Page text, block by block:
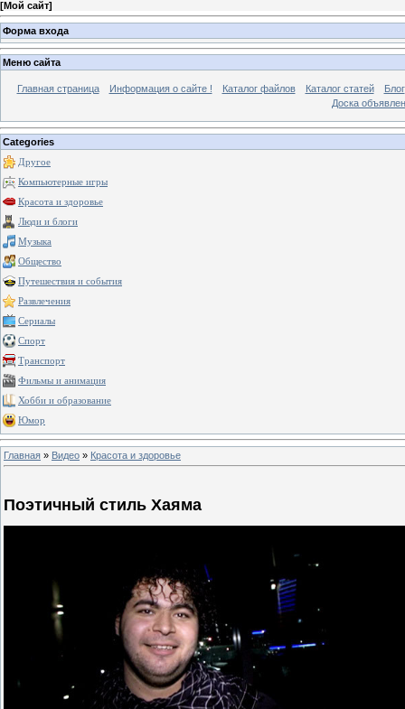
[Мой сайт]
Форма входа
Меню сайта
Главная страница Информация о сайте ! Каталог файлов Каталог статей
Блог
Доска
Categories
Другое
Компьютерные игры
Красота и здоровье
Люди и блоги
Музыка
Общество
Путешествия и события
Развлечения
Сериалы
Спорт
Транспорт
Фильмы и анимация
Хобби и образование
Юмор
Главная » Видео » Красота и здоровье
Поэтичный стиль Хаяма